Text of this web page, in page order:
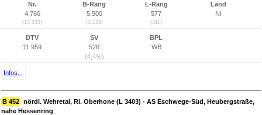
Nr.
4.766
(13.333)
B-Rang
5.500
(3.128)
L-Rang
577
(311)
Land
NI
DTV
11.959
SV
526
(4,4%)
BPL
WB
Infos...
B 452 nördl. Wehretal, Ri. Oberhone (L 3403) - AS Eschwege-Süd, Heubergstraße,
nahe Hessenring